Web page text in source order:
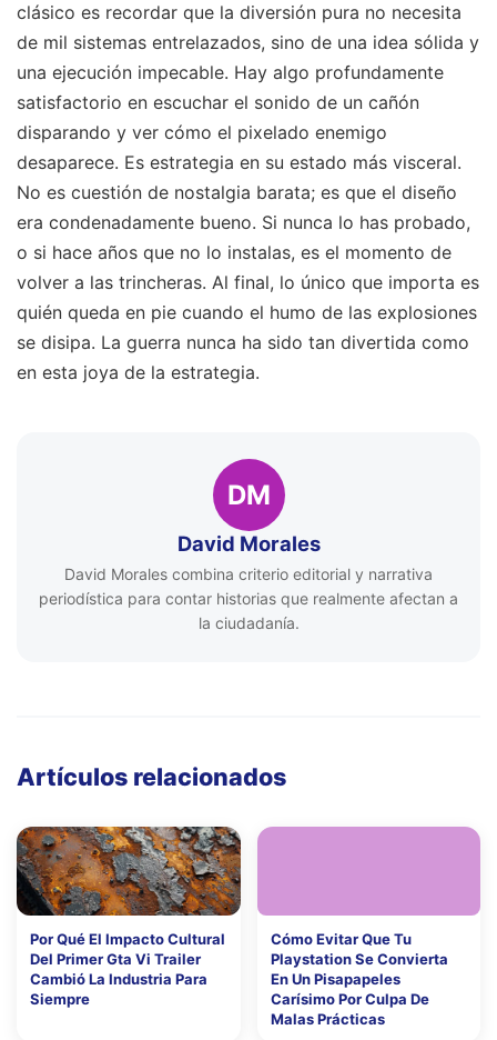
clásico es recordar que la diversión pura no necesita
de mil sistemas entrelazados, sino de una idea sólida y
una ejecución impecable. Hay algo profundamente
satisfactorio en escuchar el sonido de un cañón
disparando y ver cómo el pixelado enemigo
desaparece. Es estrategia en su estado más visceral.
No es cuestión de nostalgia barata; es que el diseño
era condenadamente bueno. Si nunca lo has probado,
o si hace años que no lo instalas, es el momento de
volver a las trincheras. Al final, lo único que importa es
quién queda en pie cuando el humo de las explosiones
se disipa. La guerra nunca ha sido tan divertida como
en esta joya de la estrategia.
DM
David Morales
David Morales combina criterio editorial y narrativa
periodística para contar historias que realmente afectan a
la ciudadanía.
Artículos relacionados
Por Qué El Impacto Cultural
Del Primer Gta Vi Trailer
Cambió La Industria Para
Siempre
Cómo Evitar Que Tu
Playstation Se Convierta
En Un Pisapapeles
Carísimo Por Culpa De
Malas Prácticas